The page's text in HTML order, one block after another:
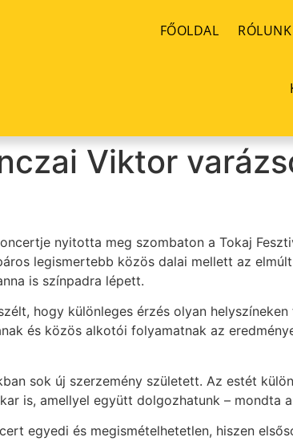
FŐOLDAL RÓLUNK
Viktor
nyitotta meg szombaton a Tokaj
legismertebb közös dalai mellett az
is színpadra lépett.
hogy különleges érzés olyan
és közös alkotói folyamatnak az
sok új szerzemény született. Az estét
is, amellyel együtt dolgozhatunk – mondta
egyedi és megismételhetetlen, hiszen